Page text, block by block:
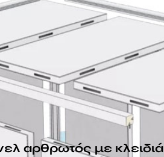
αρθρωτός με κλειδιά